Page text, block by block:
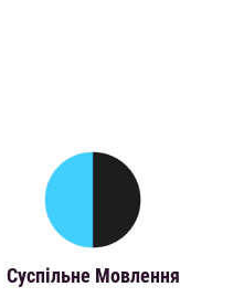
Суспільне Мовлення